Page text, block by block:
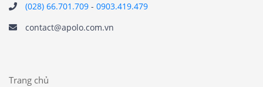
(028) 66.701.709 - 0903.419.479
contact@apolo.com.vn
Trang chủ